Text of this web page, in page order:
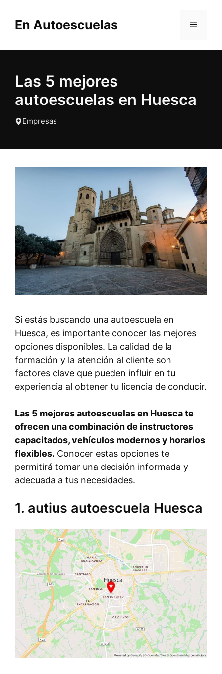
En Autoescuelas MENÚ
Las 5 mejores
autoescuelas en Huesca
Empresas
Si estás buscando una autoescuela en
Huesca, es importante conocer las mejores
opciones disponibles. La calidad de la
formación y la atención al cliente son
factores clave que pueden influir en tu
experiencia al obtener tu licencia de conducir.
Las 5 mejores autoescuelas en Huesca te
ofrecen una combinación de instructores
capacitados, vehículos modernos y horarios
flexibles. Conocer estas opciones te
permitirá tomar una decisión informada y
adecuada a tus necesidades.
1. autius autoescuela Huesca